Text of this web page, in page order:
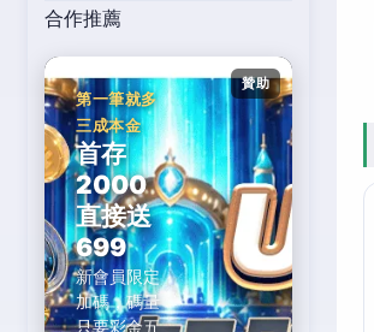
合作推薦
贊助
第一筆就多
三成本金
首存
2000
直接送
699
新會員限定
加碼，碼量
只要彩金五